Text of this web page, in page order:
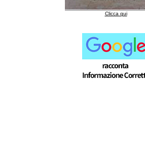
Clicca qui